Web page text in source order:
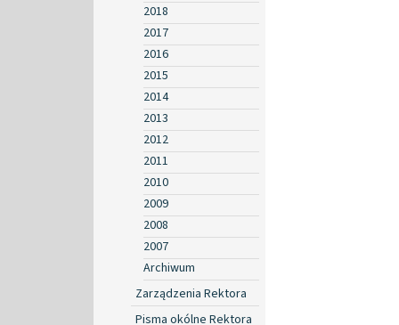
2018
2017
2016
2015
2014
2013
2012
2011
2010
2009
2008
2007
Archiwum
Zarządzenia Rektora
Pisma okólne Rektora